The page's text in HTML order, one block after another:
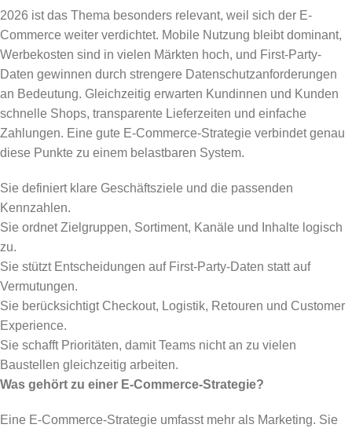
2026 ist das Thema besonders relevant, weil sich der E-
Commerce weiter verdichtet. Mobile Nutzung bleibt dominant,
Werbekosten sind in vielen Märkten hoch, und First-Party-
Daten gewinnen durch strengere Datenschutzanforderungen
an Bedeutung. Gleichzeitig erwarten Kundinnen und Kunden
schnelle Shops, transparente Lieferzeiten und einfache
Zahlungen. Eine gute E-Commerce-Strategie verbindet genau
diese Punkte zu einem belastbaren System.
Sie definiert klare Geschäftsziele und die passenden
Kennzahlen.
Sie ordnet Zielgruppen, Sortiment, Kanäle und Inhalte logisch
zu.
Sie stützt Entscheidungen auf First-Party-Daten statt auf
Vermutungen.
Sie berücksichtigt Checkout, Logistik, Retouren und Customer
Experience.
Sie schafft Prioritäten, damit Teams nicht an zu vielen
Baustellen gleichzeitig arbeiten.
Was gehört zu einer E-Commerce-Strategie?
Eine E-Commerce-Strategie umfasst mehr als Marketing. Sie